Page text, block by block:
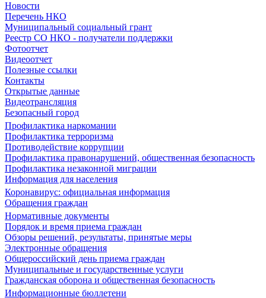
Новости
Перечень НКО
Муниципальный социальный грант
Реестр СО НКО - получатели поддержки
Фотоотчет
Видеоотчет
Полезные ссылки
Контакты
Открытые данные
Видеотрансляция
Безопасный город
Профилактика наркомании
Профилактика терроризма
Противодействие коррупции
Профилактика правонарушений, общественная безопасность
Профилактика незаконной миграции
Информация для населения
Коронавирус: официальная информация
Обращения граждан
Нормативные документы
Порядок и время приема граждан
Обзоры решений, результаты, принятые меры
Электронные обращения
Общероссийский день приема граждан
Муниципальные и государственные услуги
Гражданская оборона и общественная безопасность
Информационные бюллетени